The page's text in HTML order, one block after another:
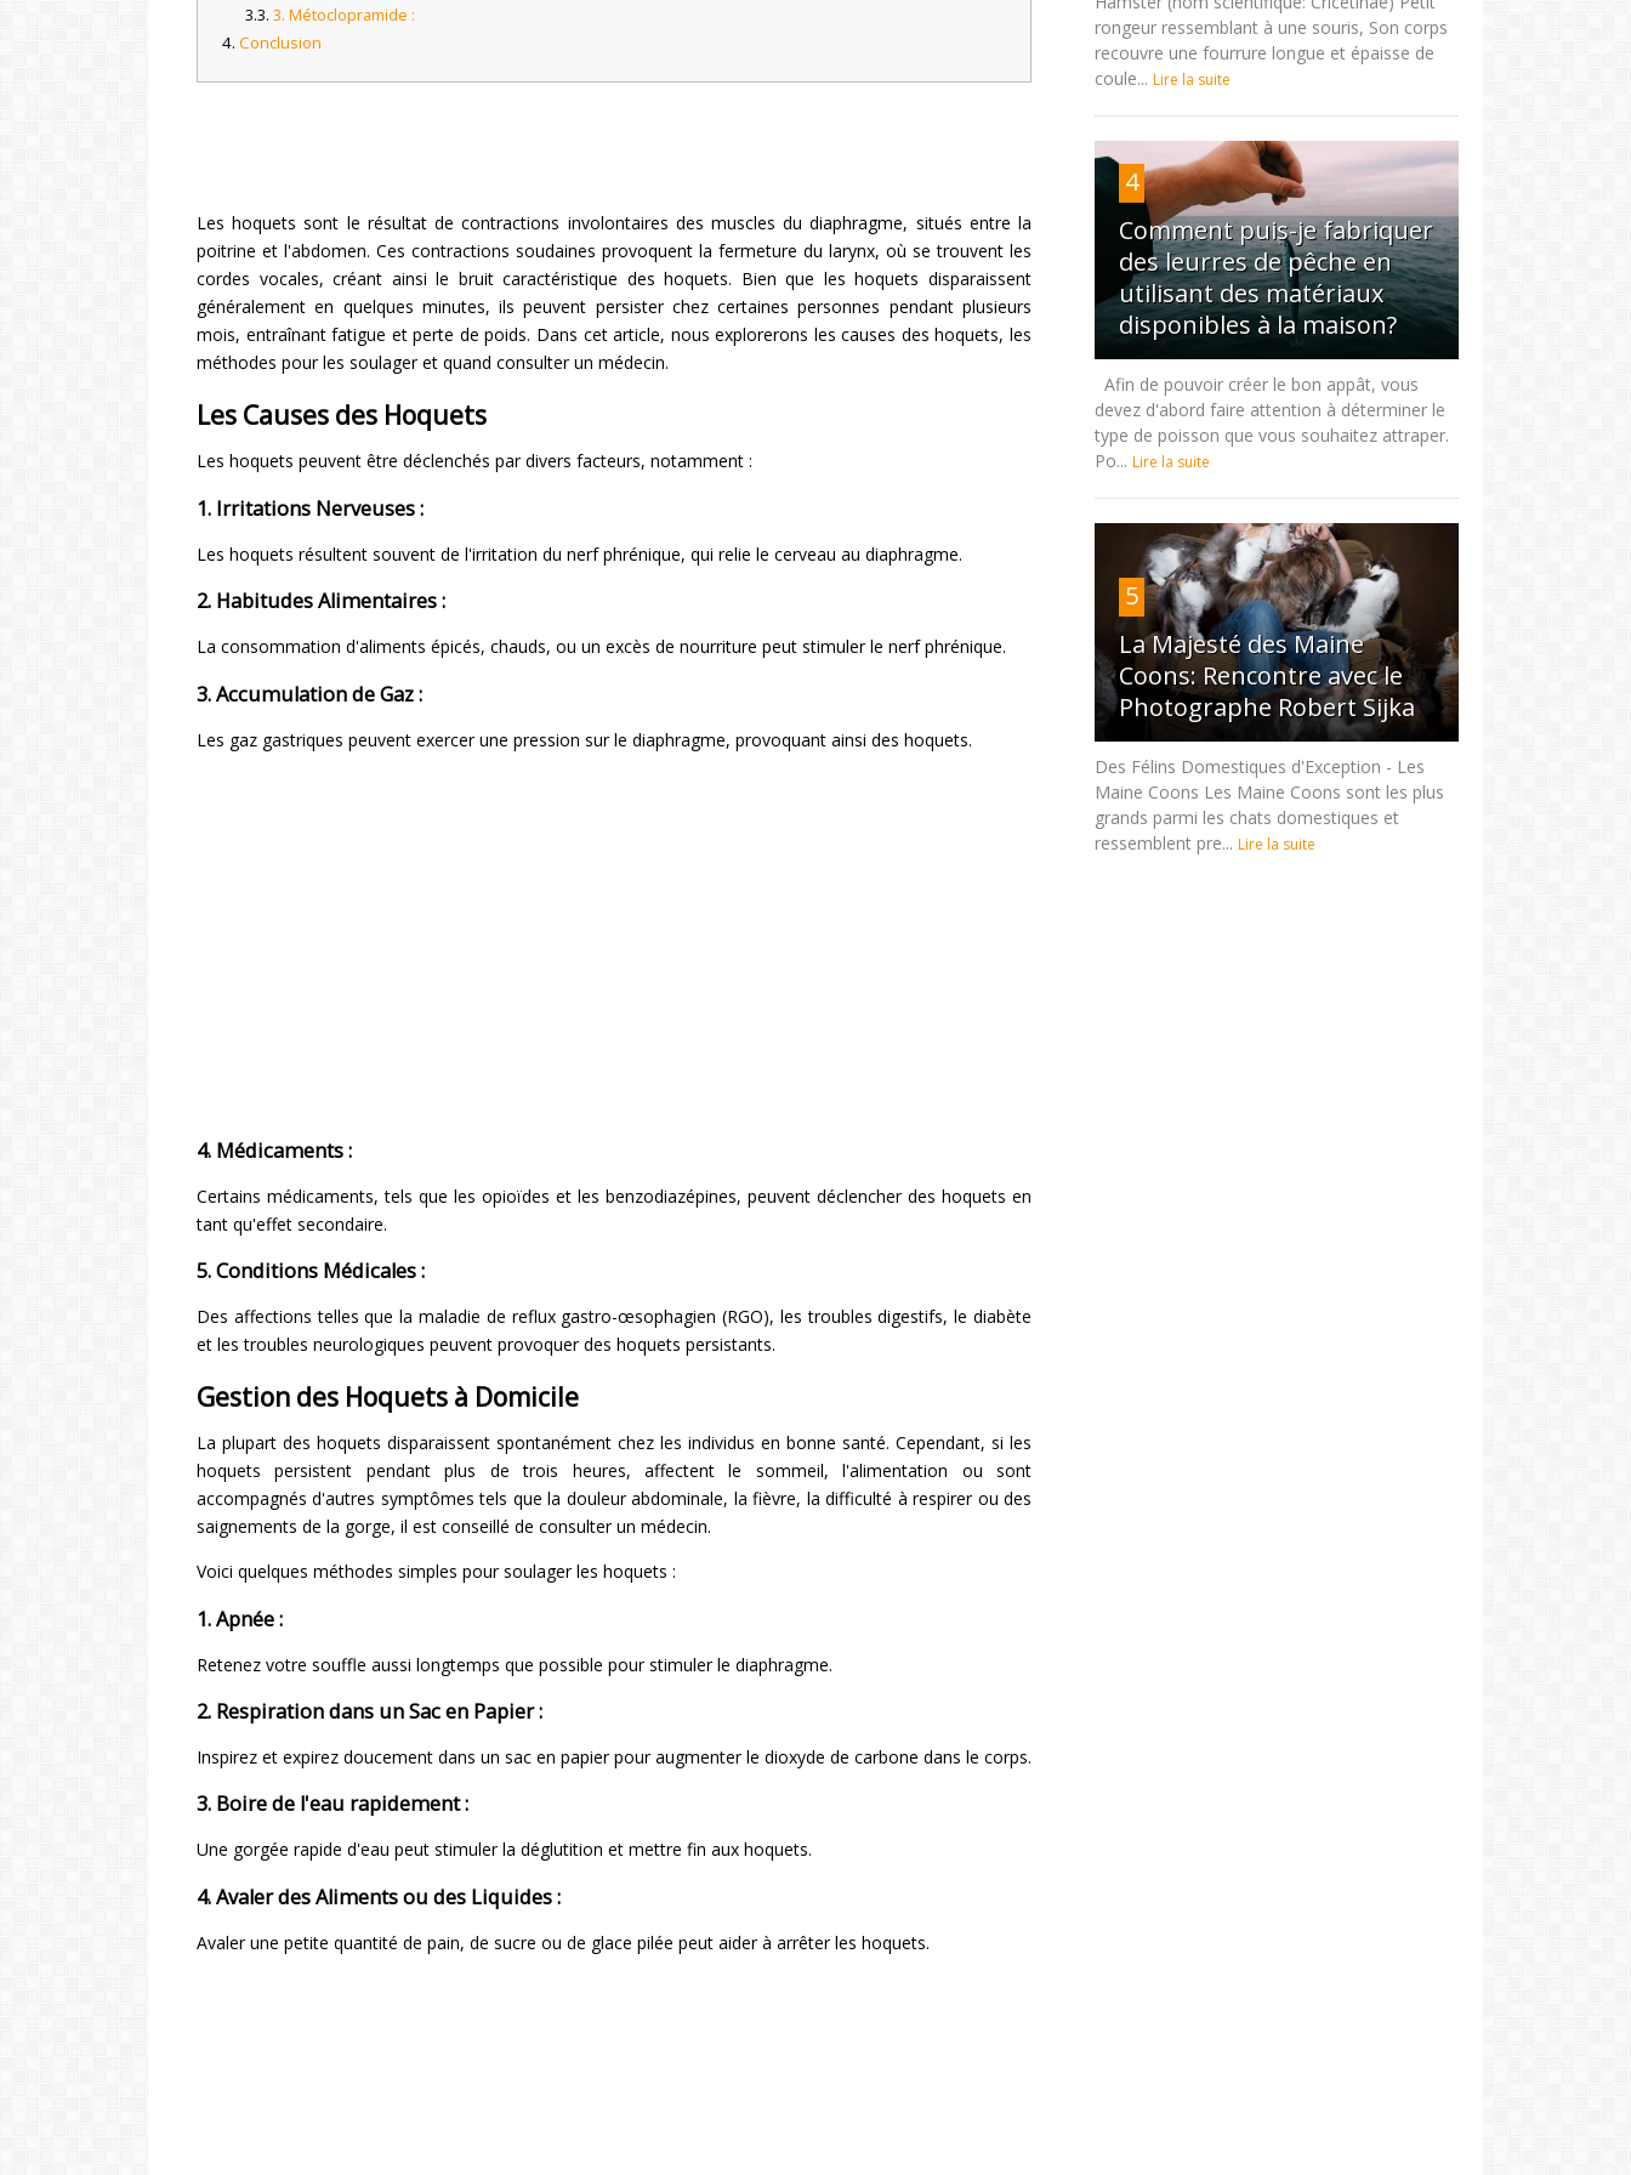
3. Métoclopramide :
Conclusion
Les hoquets sont le résultat de contractions involontaires des muscles du diaphragme, situés entre la
poitrine et l'abdomen. Ces contractions soudaines provoquent la fermeture du larynx, où se trouvent les
cordes vocales, créant ainsi le bruit caractéristique des hoquets. Bien que les hoquets disparaissent
généralement en quelques minutes, ils peuvent persister chez certaines personnes pendant plusieurs
mois, entraînant fatigue et perte de poids. Dans cet article, nous explorerons les causes des hoquets, les
méthodes pour les soulager et quand consulter un médecin.
Les Causes des Hoquets
Les hoquets peuvent être déclenchés par divers facteurs, notamment :
1. Irritations Nerveuses :
Les hoquets résultent souvent de l'irritation du nerf phrénique, qui relie le cerveau au diaphragme.
2. Habitudes Alimentaires :
La consommation d'aliments épicés, chauds, ou un excès de nourriture peut stimuler le nerf phrénique.
3. Accumulation de Gaz :
Les gaz gastriques peuvent exercer une pression sur le diaphragme, provoquant ainsi des hoquets.
4. Médicaments :
Certains médicaments, tels que les opioïdes et les benzodiazépines, peuvent déclencher des hoquets en
tant qu'effet secondaire.
5. Conditions Médicales :
Des affections telles que la maladie de reflux gastro-œsophagien (RGO), les troubles digestifs, le diabète
et les troubles neurologiques peuvent provoquer des hoquets persistants.
Gestion des Hoquets à Domicile
La plupart des hoquets disparaissent spontanément chez les individus en bonne santé. Cependant, si les
hoquets persistent pendant plus de trois heures, affectent le sommeil, l'alimentation ou sont
accompagnés d'autres symptômes tels que la douleur abdominale, la fièvre, la difficulté à respirer ou des
saignements de la gorge, il est conseillé de consulter un médecin.
Voici quelques méthodes simples pour soulager les hoquets :
1. Apnée :
Retenez votre souffle aussi longtemps que possible pour stimuler le diaphragme.
2. Respiration dans un Sac en Papier :
Inspirez et expirez doucement dans un sac en papier pour augmenter le dioxyde de carbone dans le corps.
3. Boire de l'eau rapidement :
Une gorgée rapide d'eau peut stimuler la déglutition et mettre fin aux hoquets.
4. Avaler des Aliments ou des Liquides :
Avaler une petite quantité de pain, de sucre ou de glace pilée peut aider à arrêter les hoquets.
rongeur ressemblant à une souris, Son corps
recouvre une fourrure longue et épaisse de
coule... Lire la suite
4
Comment puis-je fabriquer
des leurres de pêche en
utilisant des matériaux
disponibles à la maison?
Afin de pouvoir créer le bon appât, vous
devez d'abord faire attention à déterminer le
type de poisson que vous souhaitez attraper.
Po... Lire la suite
5
La Majesté des Maine
Coons: Rencontre avec le
Photographe Robert Sijka
Des Félins Domestiques d'Exception - Les
Maine Coons Les Maine Coons sont les plus
grands parmi les chats domestiques et
ressemblent pre... Lire la suite